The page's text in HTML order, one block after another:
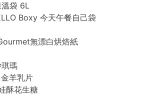
袋 6L
Boxy 今天午餐自己袋
無漂白烘焙紙
瑪
羊乳片
酥花生糖